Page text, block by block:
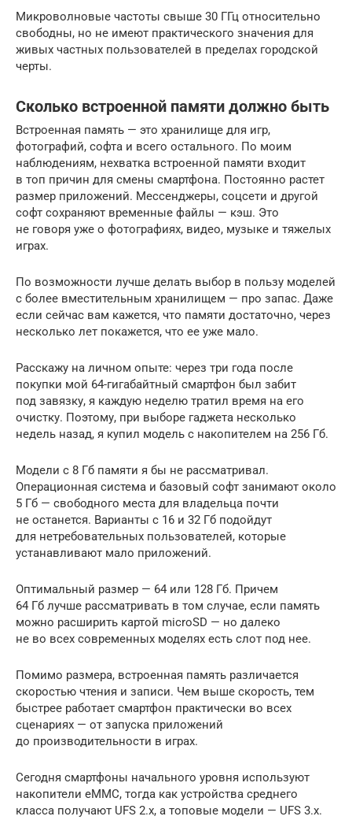
Микроволновые частоты свыше 30 ГГц относительно
свободны, но не имеют практического значения для
живых частных пользователей в пределах городской
черты.
Сколько встроенной памяти должно быть
Встроенная память — это хранилище для игр,
фотографий, софта и всего остального. По моим
наблюдениям, нехватка встроенной памяти входит
в топ причин для смены смартфона. Постоянно растет
размер приложений. Мессенджеры, соцсети и другой
софт сохраняют временные файлы — кэш. Это
не говоря уже о фотографиях, видео, музыке и тяжелых
играх.
По возможности лучше делать выбор в пользу моделей
с более вместительным хранилищем — про запас. Даже
если сейчас вам кажется, что памяти достаточно, через
несколько лет покажется, что ее уже мало.
Расскажу на личном опыте: через три года после
покупки мой 64-гигабайтный смартфон был забит
под завязку, я каждую неделю тратил время на его
очистку. Поэтому, при выборе гаджета несколько
недель назад, я купил модель с накопителем на 256 Гб.
Модели с 8 Гб памяти я бы не рассматривал.
Операционная система и базовый софт занимают около
5 Гб — свободного места для владельца почти
не останется. Варианты с 16 и 32 Гб подойдут
для нетребовательных пользователей, которые
устанавливают мало приложений.
Оптимальный размер — 64 или 128 Гб. Причем
64 Гб лучше рассматривать в том случае, если память
можно расширить картой microSD — но далеко
не во всех современных моделях есть слот под нее.
Помимо размера, встроенная память различается
скоростью чтения и записи. Чем выше скорость, тем
быстрее работает смартфон практически во всех
сценариях — от запуска приложений
до производительности в играх.
Сегодня смартфоны начального уровня используют
накопители eMMC, тогда как устройства среднего
класса получают UFS 2.x, а топовые модели — UFS 3.x.